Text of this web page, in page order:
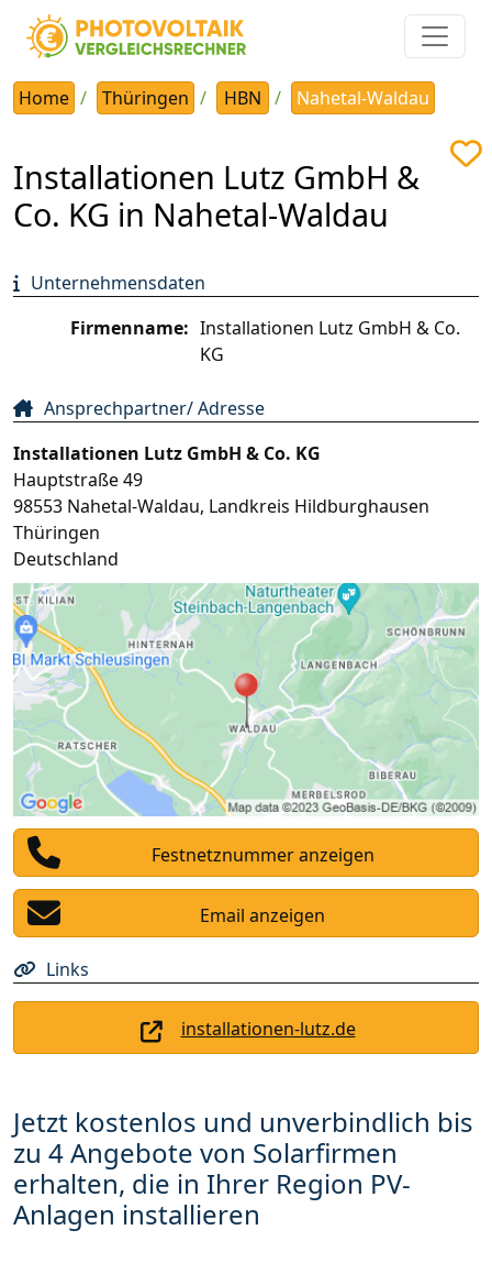
Home Thüringen HBN Nahetal-Waldau
Installationen Lutz GmbH &
Co. KG in Nahetal-Waldau
Unternehmensdaten
Firmenname: Installationen Lutz GmbH & Co.
KG
Ansprechpartner/ Adresse
Installationen Lutz GmbH & Co. KG
Hauptstraße 49
98553 Nahetal-Waldau, Landkreis Hildburghausen
Thüringen
Deutschland
Festnetznummer anzeigen
Email anzeigen
Links
installationen-lutz.de
Jetzt kostenlos und unverbindlich bis
zu 4 Angebote von Solarfirmen
erhalten, die in Ihrer Region PV-
Anlagen installieren